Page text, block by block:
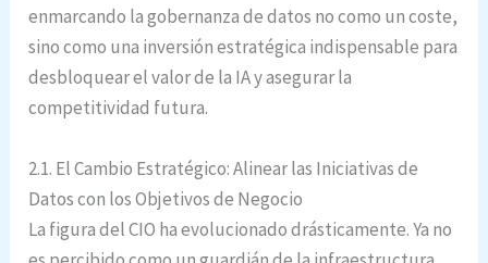
enmarcando la gobernanza de datos no como un coste,
sino como una inversión estratégica indispensable para
desbloquear el valor de la IA y asegurar la
competitividad futura.
2.1. El Cambio Estratégico: Alinear las Iniciativas de
Datos con los Objetivos de Negocio
La figura del CIO ha evolucionado drásticamente. Ya no